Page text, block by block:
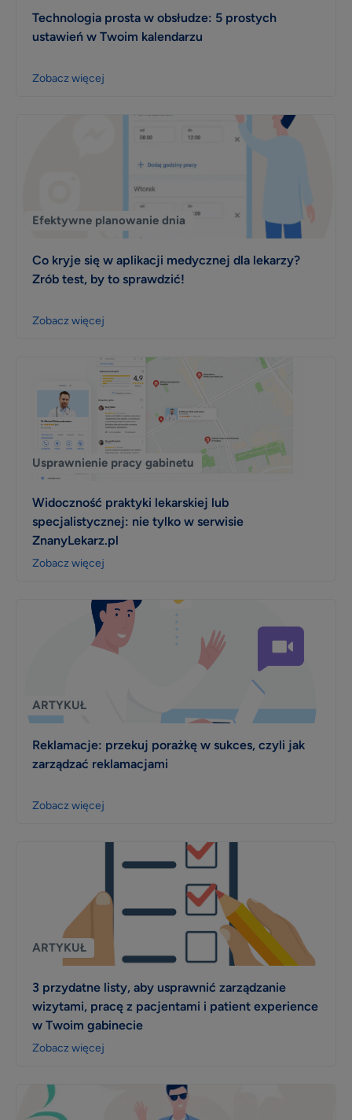
Technologia prosta w obsłudze: 5 prostych
ustawień w Twoim kalendarzu
Zobacz więcej
Efektywne planowanie dnia
Co kryje się w aplikacji medycznej dla lekarzy?
Zrób test, by to sprawdzić!
Zobacz więcej
Usprawnienie pracy gabinetu
Widoczność praktyki lekarskiej lub
specjalistycznej: nie tylko w serwisie
ZnanyLekarz.pl
Zobacz więcej
ARTYKUŁ
Reklamacje: przekuj porażkę w sukces, czyli jak
zarządzać reklamacjami
Zobacz więcej
ARTYKUŁ
3 przydatne listy, aby usprawnić zarządzanie
wizytami, pracę z pacjentami i patient experience
w Twoim gabinecie
Zobacz więcej